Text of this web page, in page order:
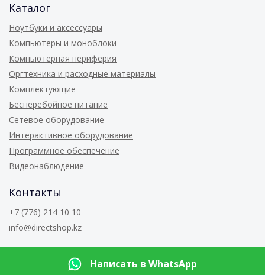
Каталог
Ноутбуки и аксессуары
Компьютеры и моноблоки
Компьютерная периферия
Оргтехника и расходные материалы
Комплектующие
Бесперебойное питание
Сетевое оборудование
Интерактивное оборудование
Программное обеспечение
Видеонаблюдение
Контакты
+7 (776) 214 10 10
info@directshop.kz
Directshop.kz Написать в WhatsApp